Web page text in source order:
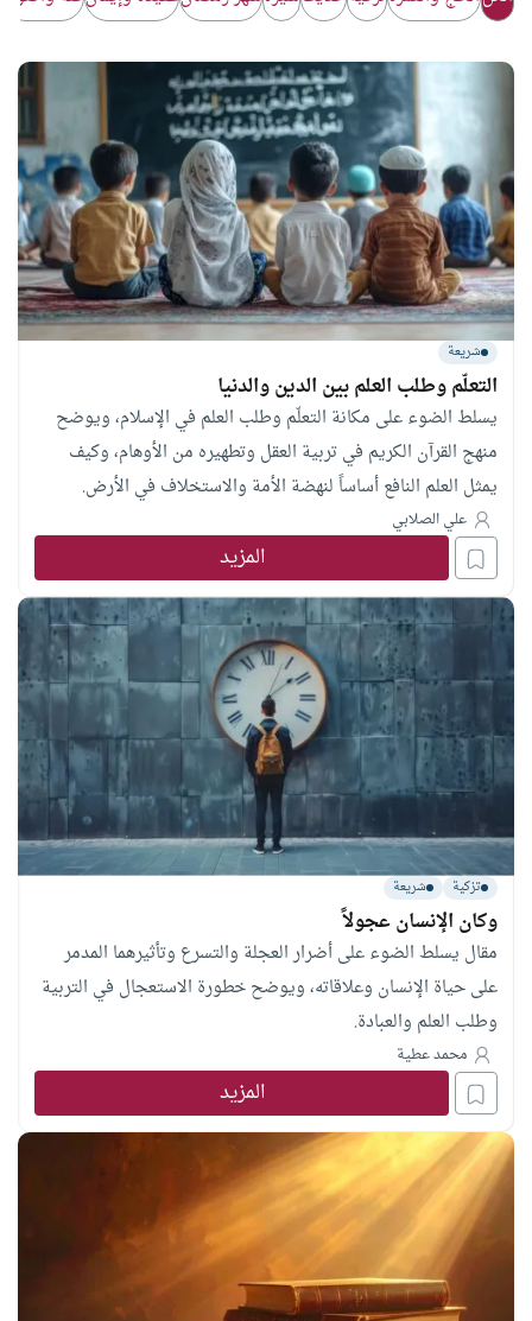
شريعة
التعلّم وطلب العلم بين الدين والدنيا
يسلط الضوء على مكانة التعلّم وطلب العلم في الإسلام، ويوضح
منهج القرآن الكريم في تربية العقل وتطهيره من الأوهام، وكيف
يمثل العلم النافع أساساً لنهضة الأمة والاستخلاف في الأرض.
علي الصلابي
المزيد
تزكية شريعة
وكان الإنسان عجولاً
مقال يسلط الضوء على أضرار العجلة والتسرع وتأثيرهما المدمر
على حياة الإنسان وعلاقاته، ويوضح خطورة الاستعجال في التربية
وطلب العلم والعبادة.
محمد عطية
المزيد